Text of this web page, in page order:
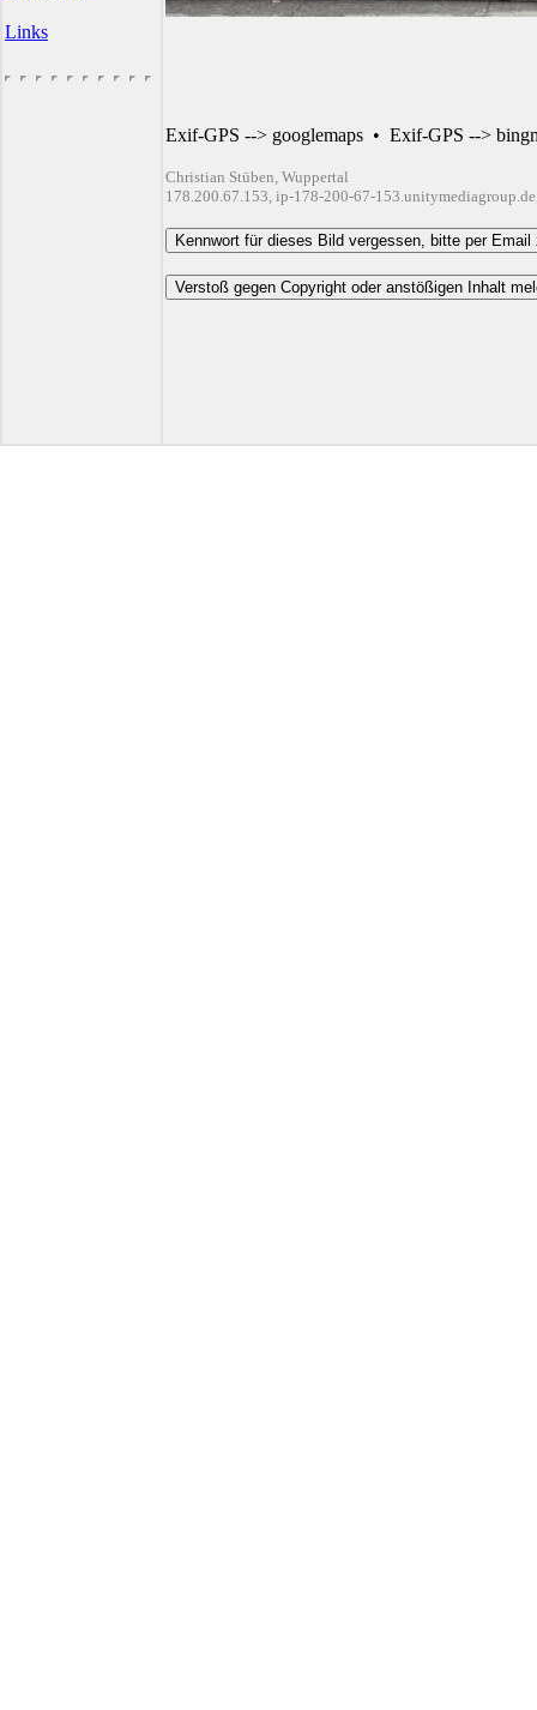
Links
Exif-GPS --> googlemaps • Exif-GPS -->
Christian Stüben, Wuppertal
178.200.67.153, ip-178-200-67-